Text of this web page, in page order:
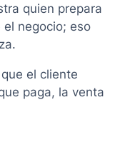
quien prepara
negocio; eso
el cliente
paga, la venta